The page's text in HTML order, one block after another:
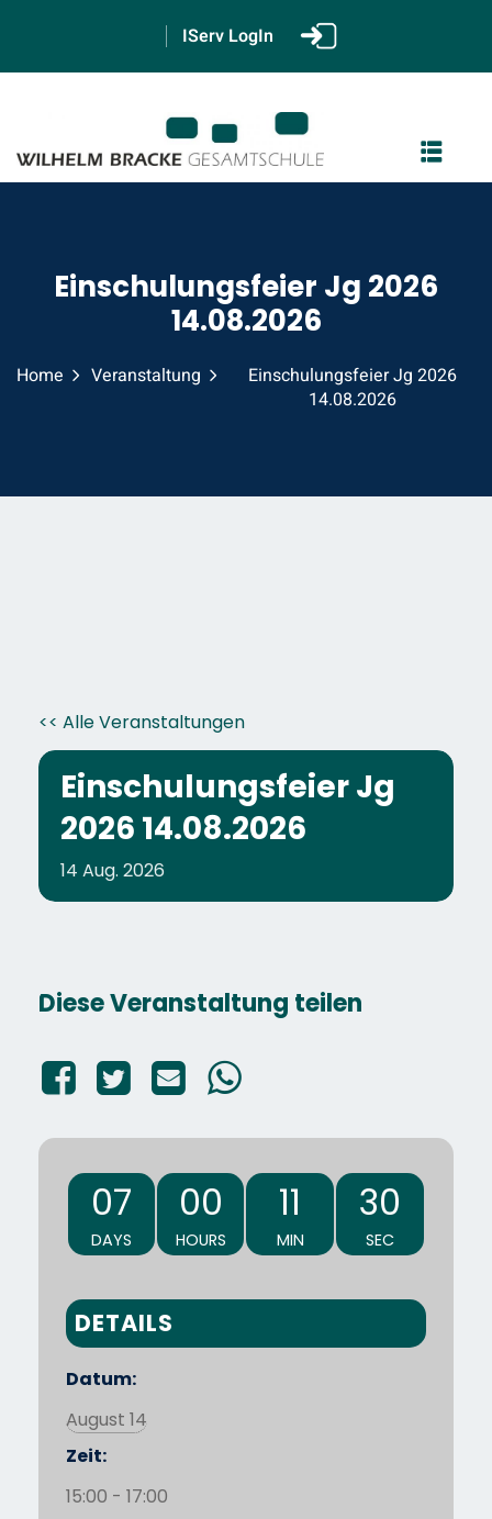
IServ LogIn
Einschulungsfeier Jg 2026
14.08.2026
Home Veranstaltung
Einschulungsfeier Jg 2026
14.08.2026
<< Alle Veranstaltungen
Einschulungsfeier Jg
2026 14.08.2026
14 Aug. 2026
Diese Veranstaltung teilen
07
DAYS
00
HOURS
11
MIN
30
SEC
DETAILS
Datum:
August 14
Zeit:
15:00 - 17:00